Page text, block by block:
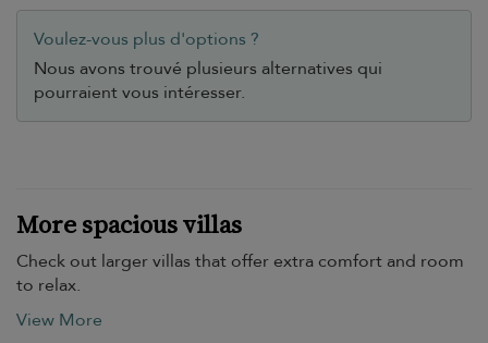
Voulez-vous plus d'options ?
Nous avons trouvé plusieurs alternatives qui
pourraient vous intéresser.
More spacious villas
Check out larger villas that offer extra comfort and room
to relax.
View More